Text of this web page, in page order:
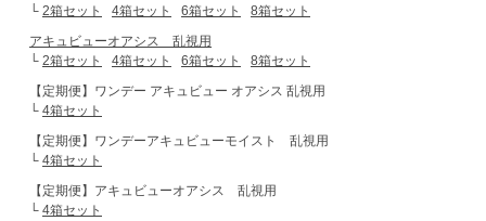
└ 2箱セット 4箱セット 6箱セット
8箱セット
アキュビューオアシス 乱視用
└ 2箱セット 4箱セット 6箱セット
8箱セット
【定期便】ワンデー アキュビュー オアシス 乱視用
└ 4箱セット
【定期便】ワンデーアキュビューモイスト 乱視用
└ 4箱セット
【定期便】アキュビューオアシス 乱視用
└ 4箱セット